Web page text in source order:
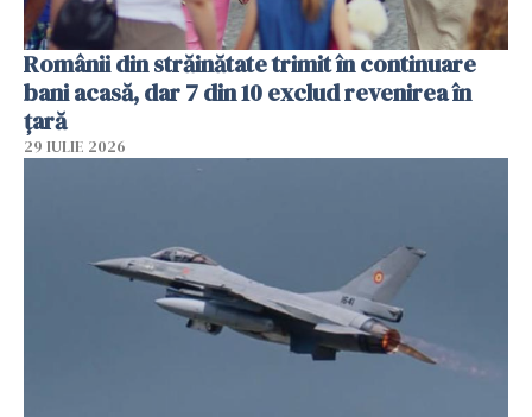
Românii din străinătate trimit în continuare
bani acasă, dar 7 din 10 exclud revenirea în
țară
29 IULIE 2026